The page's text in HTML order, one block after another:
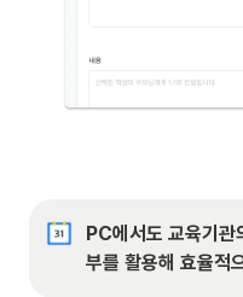
PC에서도 교육기관
부를 활용해 효율적